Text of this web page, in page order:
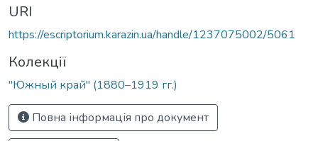
URI
https://escriptorium.karazin.ua/handle/1237075002/5061
Колекції
"Южный край" (1880–1919 гг.)
Повна інформація про документ